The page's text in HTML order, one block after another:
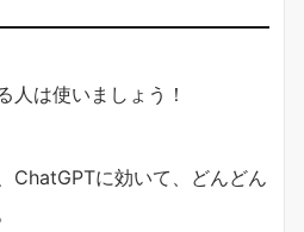
人は使いましょう！
ChatGPTに効いて、どんどん